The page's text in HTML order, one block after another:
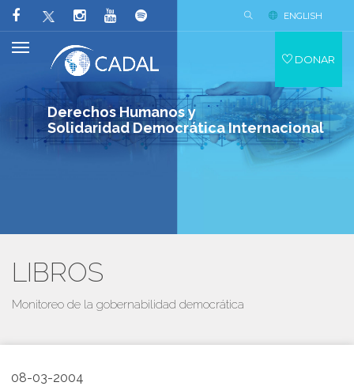
Derechos Humanos y
Solidaridad Democrática Internacional
ENGLISH
DONAR
LIBROS
Monitoreo de la gobernabilidad democrática
08-03-2004